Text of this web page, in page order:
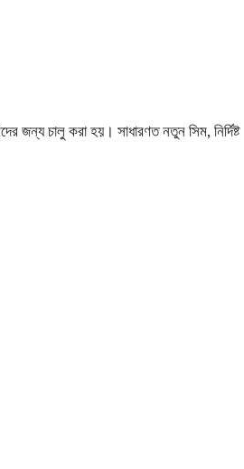
জন্য চালু করা হয়। সাধারণত নতুন সিম, নির্দিষ্ট